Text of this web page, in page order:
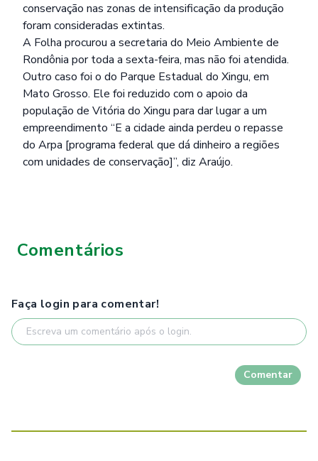
conservação nas zonas de intensificação da produção
foram consideradas extintas.
A Folha procurou a secretaria do Meio Ambiente de
Rondônia por toda a sexta-feira, mas não foi atendida.
Outro caso foi o do Parque Estadual do Xingu, em
Mato Grosso. Ele foi reduzido com o apoio da
população de Vitória do Xingu para dar lugar a um
empreendimento “E a cidade ainda perdeu o repasse
do Arpa [programa federal que dá dinheiro a regiões
com unidades de conservação]”, diz Araújo.
Comentários
Faça login para comentar!
Comentar